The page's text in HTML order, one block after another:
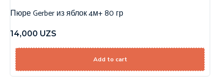
Пюре Gerber из яблок 4м+ 80 гр
14,000 UZS
Add to cart